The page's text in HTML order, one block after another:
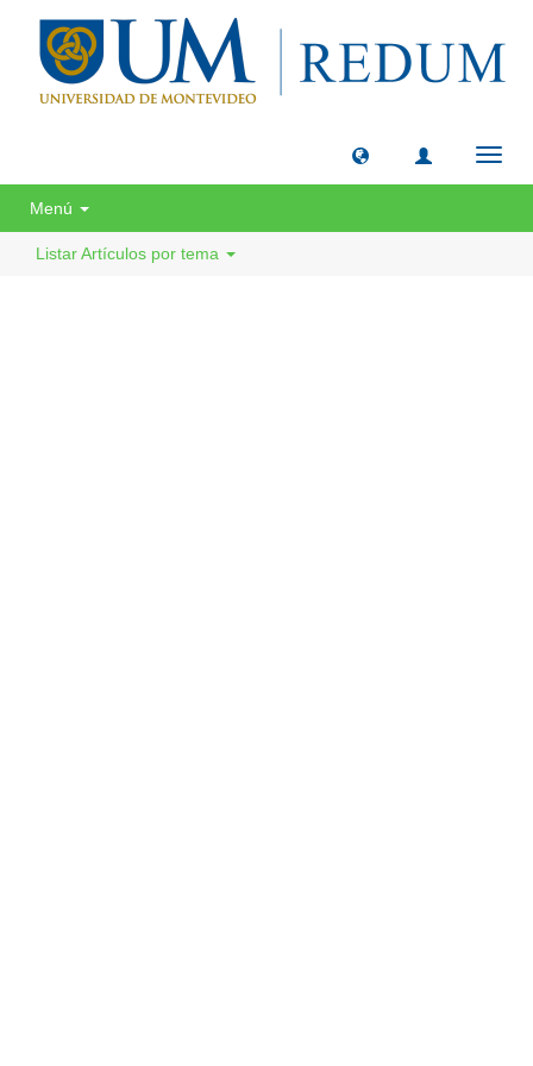
Menú
Listar Artículos por tema